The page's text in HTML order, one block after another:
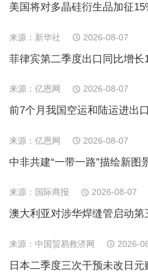
美国将对多晶硅衍生品加征
来源：新华社 2026-08-07
菲律宾第二季度出口同比增长
来源：亿恩网 2026-08-07
前7个月我国空运和陆运进出
来源：亿恩网 2026-08-07
中非共建“一带一路”描绘新图
来源：国际商报 2026-08-07
澳大利亚对涉华焊缝管启动
来源：中国贸易救济网 2026-
日本二季度三次干预未改日元